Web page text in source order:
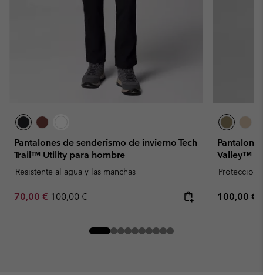
Pantalones de senderismo de invierno Tech
Trail™ Utility para hombre
Resistente al agua y las manchas
Sale price:
70,00 € Regular price:
100,00 €
Valley™
Proteccion
Regular
100,00 €